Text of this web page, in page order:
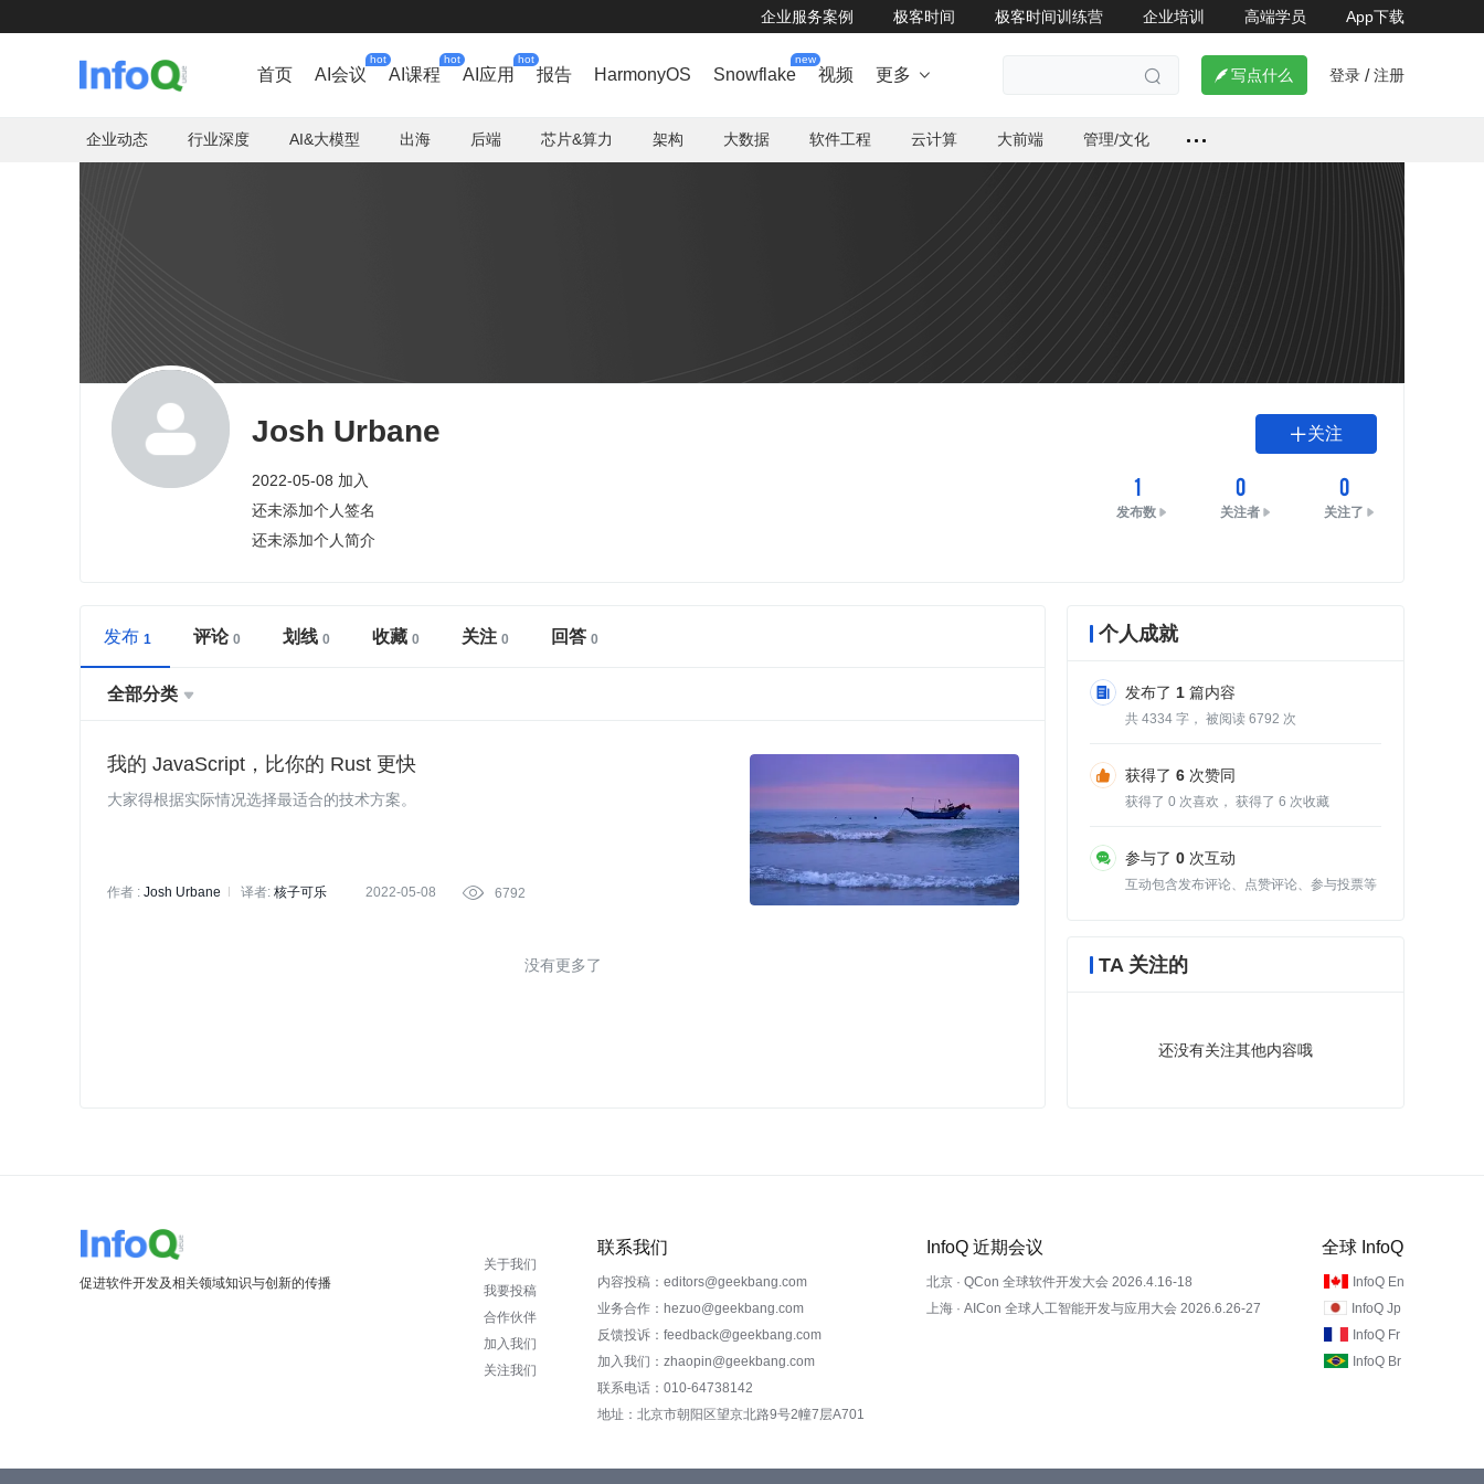
企业服务案例 极客时间 极客时间训练营 企业培训 高端学员 App下载
首页 AI会议
hot
AI课程
hot
AI应用
hot
报告 HarmonyOS Snowflake
new
视频 更多    写点什么 登录 / 注册
企业动态 行业深度 AI&大模型 出海 后端 芯片&算力 架构 大数据 软件工程 云计算 大前端 管理/文化
Josh Urbane
2022-05-08 加入
还未添加个人签名
还未添加个人简介
关注
1
发布数
0
关注者
0
关注了
发布 评论 划线 收藏 关注 回答
全部分类 
我的 JavaScript，比你的 Rust 更快
大家得根据实际情况选择最适合的技术方案。
作者 : Josh Urbane 译者: 核子可乐
2022-05-08  6792
没有更多了
个人成就
发布了 1 篇内容
共 4334 字， 被阅读 6792 次
获得了 6 次赞同
获得了 0 次喜欢， 获得了 6 次收藏
参与了 0 次互动
互动包含发布评论、点赞评论、参与投票等
TA 关注的
还没有关注其他内容哦
促进软件开发及相关领域知识与创新的传播
关于我们
我要投稿
合作伙伴
加入我们
关注我们
联系我们
内容投稿：editors@geekbang.com
业务合作：hezuo@geekbang.com
反馈投诉：feedback@geekbang.com
加入我们：zhaopin@geekbang.com
联系电话：010-64738142
地址：北京市朝阳区望京北路9号2幢7层A701
InfoQ 近期会议
北京 · QCon 全球软件开发大会 2026.4.16-18
上海 · AICon 全球人工智能开发与应用大会 2026.6.26-27
全球 InfoQ
InfoQ En
InfoQ Jp
InfoQ Fr
InfoQ Br